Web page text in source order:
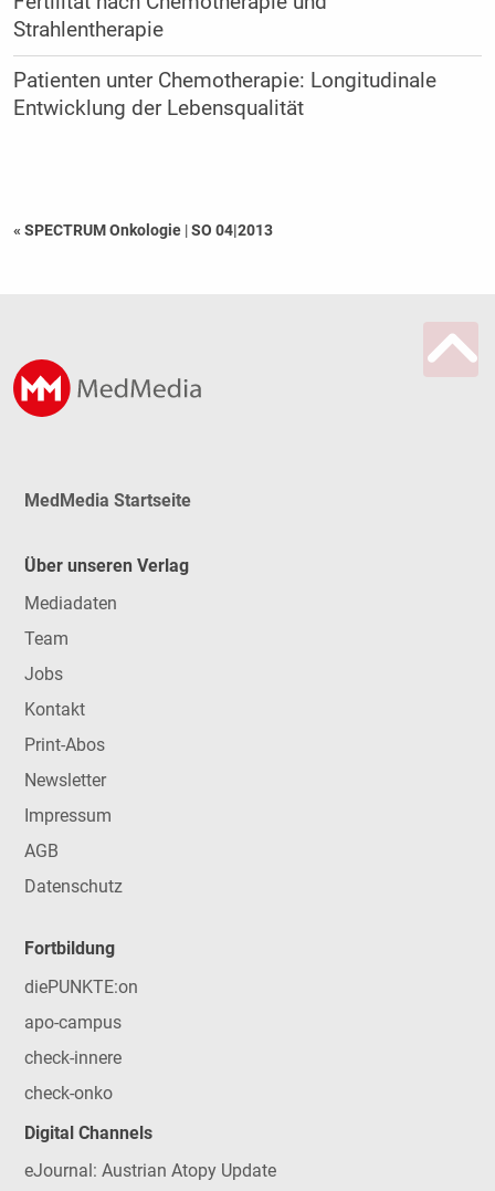
Strahlentherapie
Patienten unter Chemotherapie: Longitudinale
Entwicklung der Lebensqualität
« SPECTRUM Onkologie |SO 04|2013
MedMedia Startseite
Über unseren Verlag
Mediadaten
Team
Jobs
Kontakt
Print-Abos
Newsletter
Impressum
AGB
Datenschutz
Fortbildung
diePUNKTE:on
apo-campus
check-innere
check-onko
Digital Channels
eJournal: Austrian Atopy Update